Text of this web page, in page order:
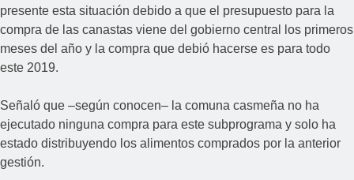
presente esta situación debido a que el presupuesto para la
compra de las canastas viene del gobierno central los primeros
meses del año y la compra que debió hacerse es para todo
este 2019.
Señaló que –según conocen– la comuna casmeña no ha
ejecutado ninguna compra para este subprograma y solo ha
estado distribuyendo los alimentos comprados por la anterior
gestión.